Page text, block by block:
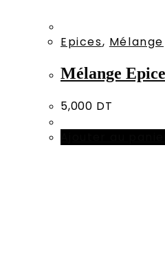
Epices, Mélange
Mélange
5,000 DT